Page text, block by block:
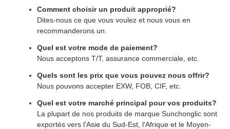
Comment choisir un produit approprié?
Dites-nous ce que vous voulez et nous vous en
recommanderons un.
Quel est votre mode de paiement?
Nous acceptons T/T, assurance commerciale, etc.
Quels sont les prix que vous pouvez nous offrir?
Nous pouvons accepter EXW, FOB, CIF, etc.
Quel est votre marché principal pour vos produits?
La plupart de nos produits de marque Sunchonglic sont
exportés vers l'Asie du Sud-Est, l'Afrique et le Moyen-